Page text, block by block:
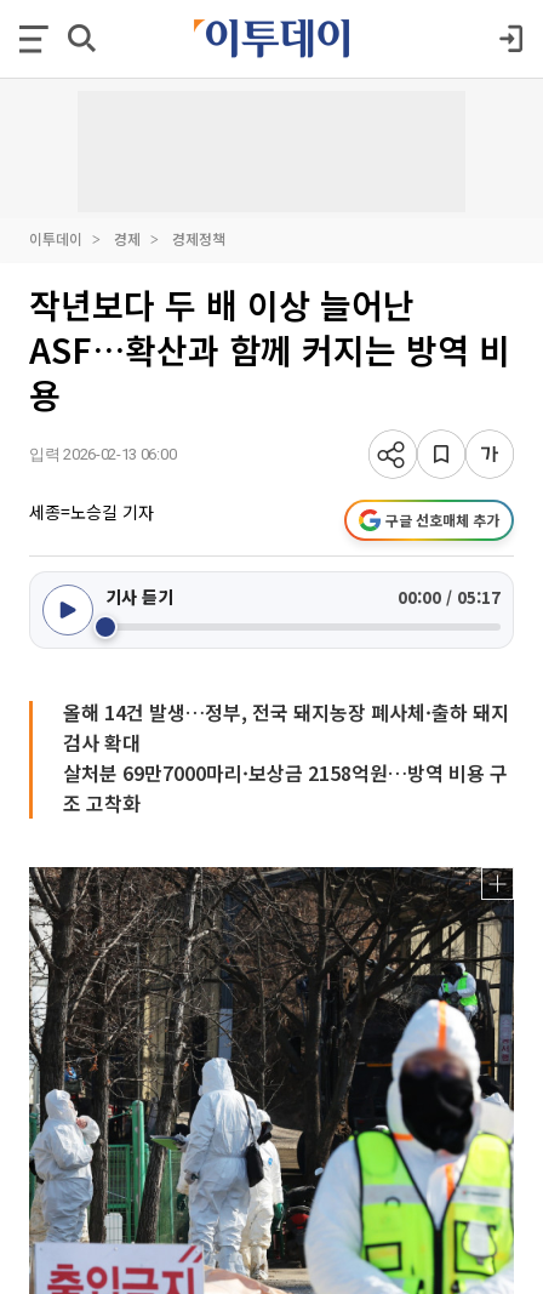
이투데이 경제 경제정책
작년보다 두 배 이상 늘어난
ASF…확산과 함께 커지는 방역 비
용
입력 2026-02-13 06:00
세종=노승길 기자 구글 선호매체 추가
기사 듣기 00:00 / 05:17
올해 14건 발생…정부, 전국 돼지농장 폐사체·출하 돼지
검사 확대
살처분 69만7000마리·보상금 2158억원…방역 비용 구
조 고착화